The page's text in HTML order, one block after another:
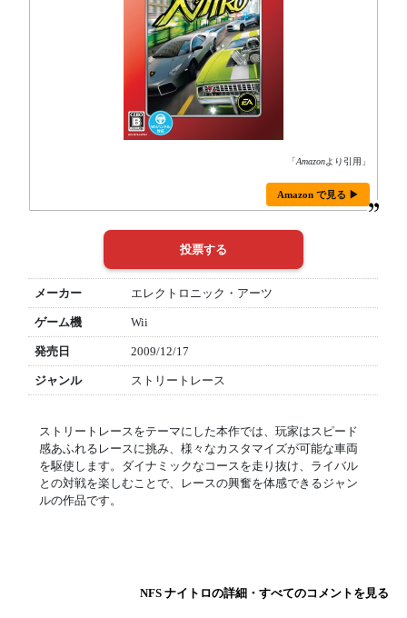
「Amazonより引用」
Amazon で見る ▶
メーカー エレクトロニック・アーツ
ゲーム機 Wii
発売日 2009/12/17
ジャンル ストリートレース
ストリートレースをテーマにした本作では、玩家はスピード
感あふれるレースに挑み、様々なカスタマイズが可能な車両
を駆使します。ダイナミックなコースを走り抜け、ライバル
との対戦を楽しむことで、レースの興奮を体感できるジャン
ルの作品です。
NFS ナイトロの詳細・すべてのコメントを見る